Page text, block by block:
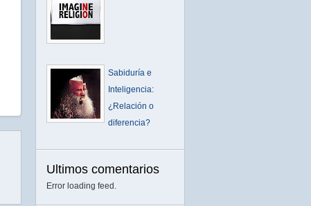
Sabiduría e
Inteligencia:
¿Relación o
diferencia?
Ultimos comentarios
Error loading feed.